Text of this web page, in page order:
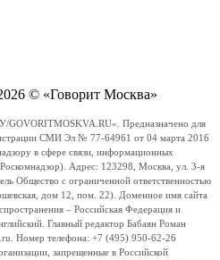
© «Говорит Москва»
Предназначено для
СМИ Эл № 77-64961 от 04 марта 2016
в сфере связи, информационных
Адрес: 123298, Москва, ул. 3-я
Общество с ограниченной ответственностью
дом 12, пом. 22). Доменное имя сайта
– Российская Федерация и
Главный редактор Бабаян Роман
Номер телефона: +7 (495) 950-62-26
запрещенные в Российской